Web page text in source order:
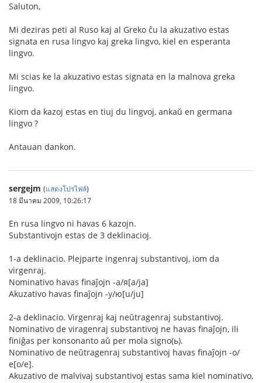
Saluton,
Mi deziras peti al Ruso kaj al Greko ĉu la akuzativo estas
signata en rusa lingvo kaj greka lingvo, kiel en esperanta
lingvo.
Mi scias ke la akuzativo estas signata en la malnova greka
lingvo.
Kiom da kazoj estas en tiuj du lingvoj, ankaŭ en germana
lingvo ?
Antauan dankon.
sergejm (แสดงโปรไฟล์)
18 มีนาคม 2009, 10:26:17
En rusa lingvo ni havas 6 kazojn.
Substantivojn estas de 3 deklinacioj.
1-a deklinacio. Plejparte ingenraj substantivoj, iom da
virgenraj.
Nominativo havas finaĵojn -а/я[a/ja]
Akuzativo havas finaĵojn -у/ю[u/ju]
2-a deklinacio. Virgenraj kaj neŭtragenraj substantivoj.
Nominativo de viragenraj substantivoj ne havas finaĵojn, ili
finiĝas per konsonanto aŭ per mola signo(ь).
Nominativo de neŭtragenraj substantivoj havas finaĵojn -о/
е[o/e].
Akuzativo de malvivaj substantivoj estas sama kiel nominativo,